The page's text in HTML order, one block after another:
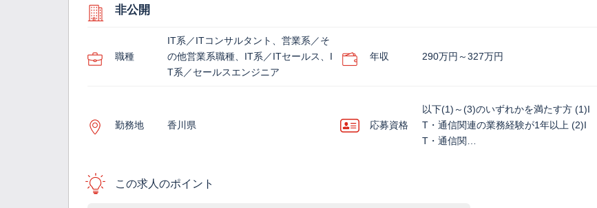
非公開
職種
IT系／ITコンサルタント、営業系／そ
の他営業系職種、IT系／ITセールス、I
T系／セールスエンジニア
年収 290万円～327万円
勤務地 香川県 応募資格
以下(1)～(3)のいずれかを満たす方 (1)I
T・通信関連の業務経験が1年以上 (2)I
T・通信関…
この求人のポイント